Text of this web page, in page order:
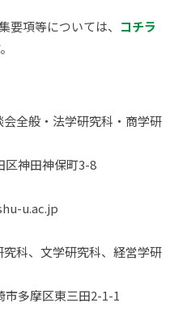
項等については、
コチラ
全般・法学研究科・商学研
神田神保町3-8
u.ac.jp
科、文学研究科、経営学研
多摩区東三田2-1-1